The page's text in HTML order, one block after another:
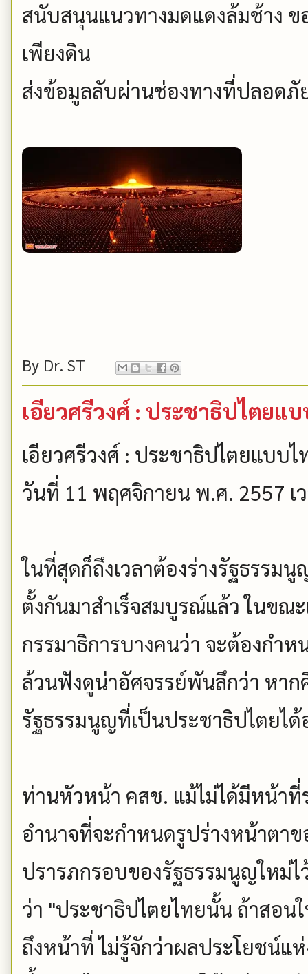
สนับสนุนแนวทางมดแดงล้มช้าง ข
เพียงดิน
ส่งข้อมูลลับผ่านช่องทางที่ปลอดภั
By Dr. ST
เอียวศรีวงศ์ : ประชาธิปไตยแ
เอียวศรีวงศ์ : ประชาธิปไตยแบบไ
วันที่ 11 พฤศจิกายน พ.ศ. 2557 เ
ในที่สุดก็ถึงเวลาต้องร่างรัฐธรรม
ตั้งกันมาสำเร็จสมบูรณ์แล้ว ในขณ
กรรมาธิการบางคนว่า จะต้องกำ
ล้วนฟังดูน่าอัศจรรย์พันลึกว่า หาก
รัฐธรรมนูญที่เป็นประชาธิปไตยได้
ท่านหัวหน้า คสช. แม้ไม่ได้มีหน้าที่
อำนาจที่จะกำหนดรูปร่างหน้าตา
ปรารภกรอบของรัฐธรรมนูญใหม่ไ
ว่า "ประชาธิปไตยไทยนั้น ถ้าสอน
ถึงหน้าที่ ไม่รู้จักว่าผลประโยชน์แ